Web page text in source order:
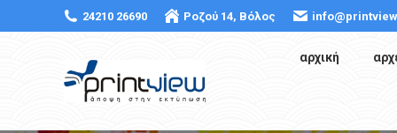
24210 26690 Ροζού 14, Βόλος
αρχική